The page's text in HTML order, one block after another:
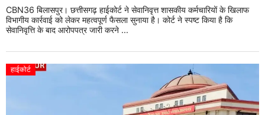
CBN36 बिलासपुर। छत्तीसगढ़ हाईकोर्ट ने सेवानिवृत्त शासकीय कर्मचारियों के खिलाफ
विभागीय कार्रवाई को लेकर महत्वपूर्ण फैसला सुनाया है। कोर्ट ने स्पष्ट किया है कि
सेवानिवृत्ति के बाद आरोपपत्र जारी करने ...
हाईकोर्ट